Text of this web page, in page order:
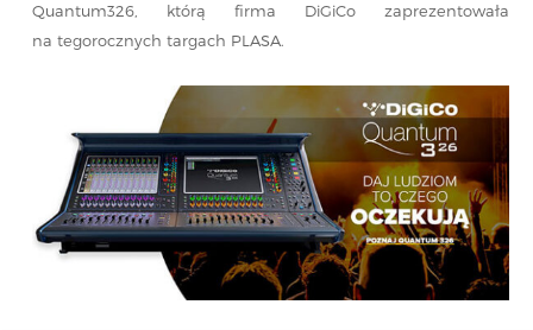
Quantum326, którą firma DiGiCo zaprezentowała
na tegorocznych targach PLASA.